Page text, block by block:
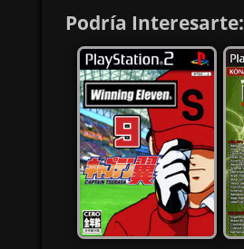
Podría Interesarte: